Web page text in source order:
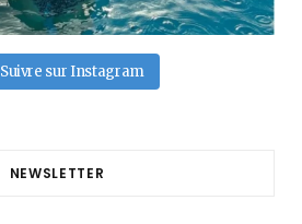
Suivre sur Instagram
NEWSLETTER